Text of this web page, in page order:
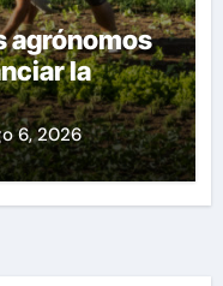
agrónomos
la
6, 2026